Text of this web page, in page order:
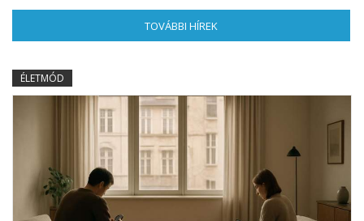
TOVÁBBI HÍREK
ÉLETMÓD